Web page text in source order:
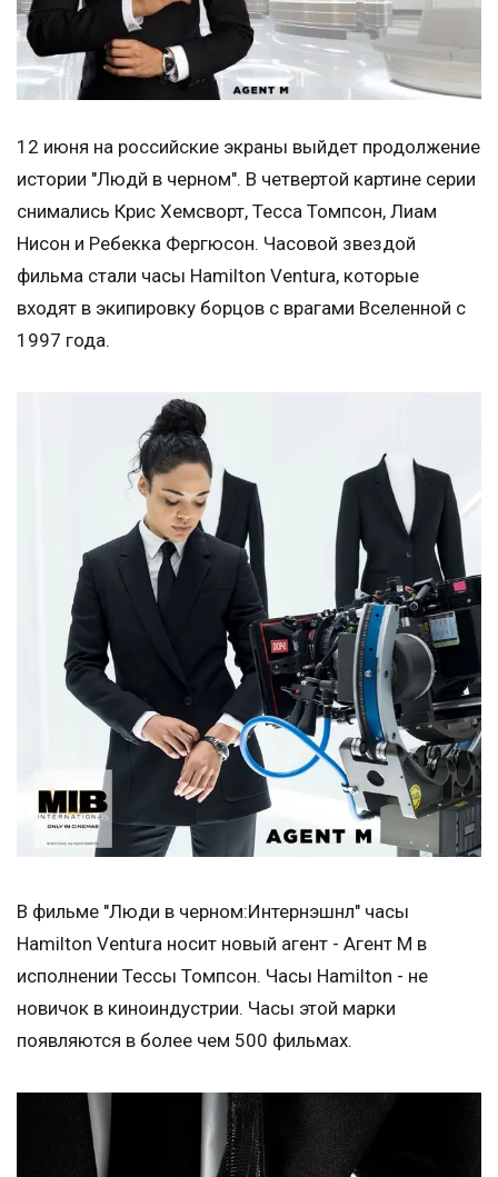
12 июня на российские экраны выйдет продолжение
истории "Людй в черном". В четвертой картине серии
снимались Крис Хемсворт, Тесса Томпсон, Лиам
Нисон и Ребекка Фергюсон. Часовой звездой
фильма стали часы Hamilton Ventura, которые
входят в экипировку борцов с врагами Вселенной с
1997 года.
В фильме "Люди в черном:Интернэшнл" часы
Hamilton Ventura носит новый агент - Агент М в
исполнении Тессы Томпсон. Часы Hamilton - не
новичок в киноиндустрии. Часы этой марки
появляются в более чем 500 фильмах.